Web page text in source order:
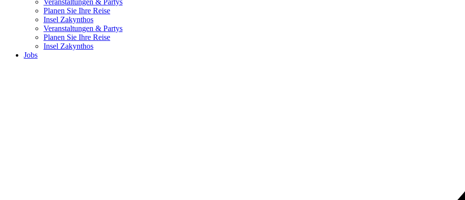
Veranstaltungen & Partys
Planen Sie Ihre Reise
Insel Zakynthos
Veranstaltungen & Partys
Planen Sie Ihre Reise
Insel Zakynthos
Jobs